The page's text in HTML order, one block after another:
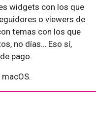
widgets con los que
o viewers de
temas con los que
no días… Eso sí,
pago.